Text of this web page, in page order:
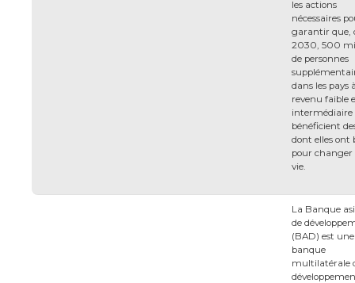
les actions
nécessaires
garantir que,
2030, 500
de personnes
dans les pays
revenu faible
intermédiaire
bénéficient
dont elles ont
pour changer
vie.
La Banque
de
(BAD) est une
banque
multilatérale